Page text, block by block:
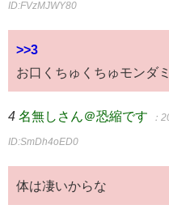
ID:FVzMJWY80
>>3
お口くちゅくちゅモンダ
4 名無しさん＠恐縮です ：
ID:SmDh4oED0
体は凄いからな